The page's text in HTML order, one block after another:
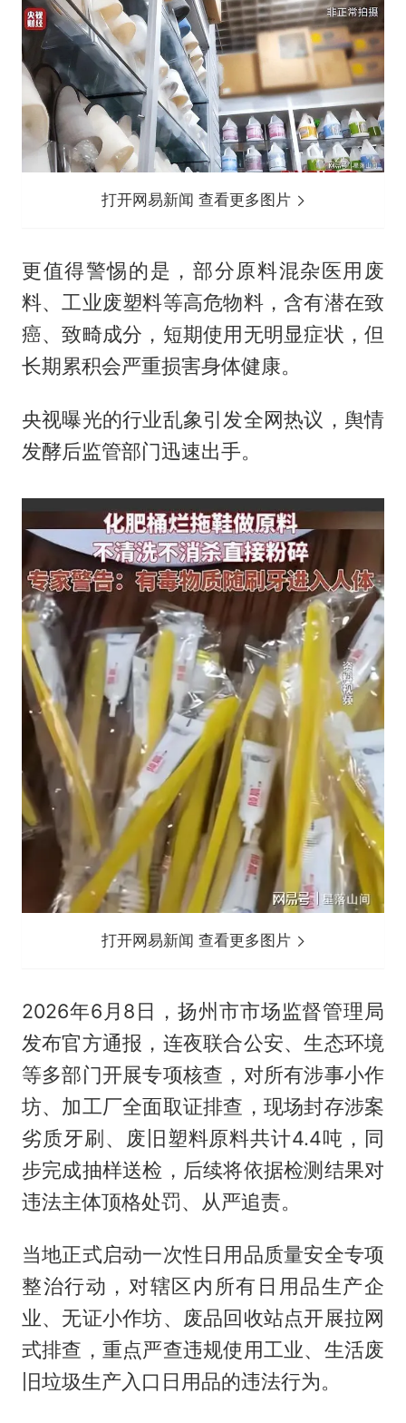
打开网易新闻 查看更多图片
更值得警惕的是，部分原料混杂医用废
料、工业废塑料等高危物料，含有潜在致
癌、致畸成分，短期使用无明显症状，但
长期累积会严重损害身体健康。
央视曝光的行业乱象引发全网热议，舆情
发酵后监管部门迅速出手。
打开网易新闻 查看更多图片
2026年6月8日，扬州市市场监督管理局
发布官方通报，连夜联合公安、生态环境
等多部门开展专项核查，对所有涉事小作
坊、加工厂全面取证排查，现场封存涉案
劣质牙刷、废旧塑料原料共计4.4吨，同
步完成抽样送检，后续将依据检测结果对
违法主体顶格处罚、从严追责。
当地正式启动一次性日用品质量安全专项
整治行动，对辖区内所有日用品生产企
业、无证小作坊、废品回收站点开展拉网
式排查，重点严查违规使用工业、生活废
旧垃圾生产入口日用品的违法行为。